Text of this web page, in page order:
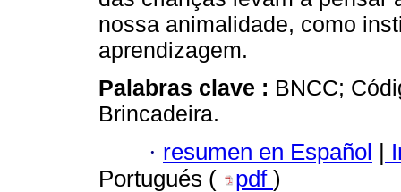
nossa animalidade, como
aprendizagem.
Palabras clave : BNCC;
Brincadeira.
· resumen en Español |
Portugués (
pdf )